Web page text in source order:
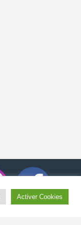
Activer Cookies